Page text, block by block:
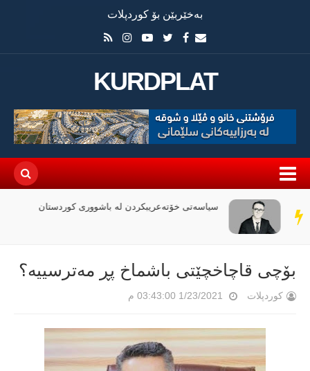
بەخێربێن بۆ کوردپلات
KURDPLAT
سەر
دێڕ
سیاسەتی خۆتەعریبکردن لە باشووری کوردستان
بۆچی قاچاخچێتی‌ باشماخ پڕ مەترسییە؟
کوردپلات 1/23/2021 03:43:00 م